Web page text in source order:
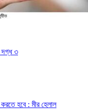
দগ্ধ ৩
হবে : মীর হেলাল